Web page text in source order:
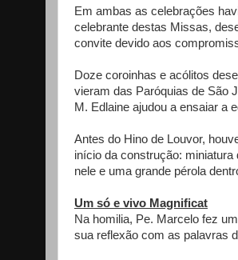
Em ambas as celebrações
celebrante destas Missas,
convite devido aos
Doze coroinhas e acólitos
vieram das Paróquias de São
M. Edlaine ajudou a ensaiar a
Antes do Hino de Louvor,
início da construção:
nele e uma grande pérola
Um só e vivo Magnificat
Na homilia, Pe. Marcelo fez
sua reflexão com as palavras